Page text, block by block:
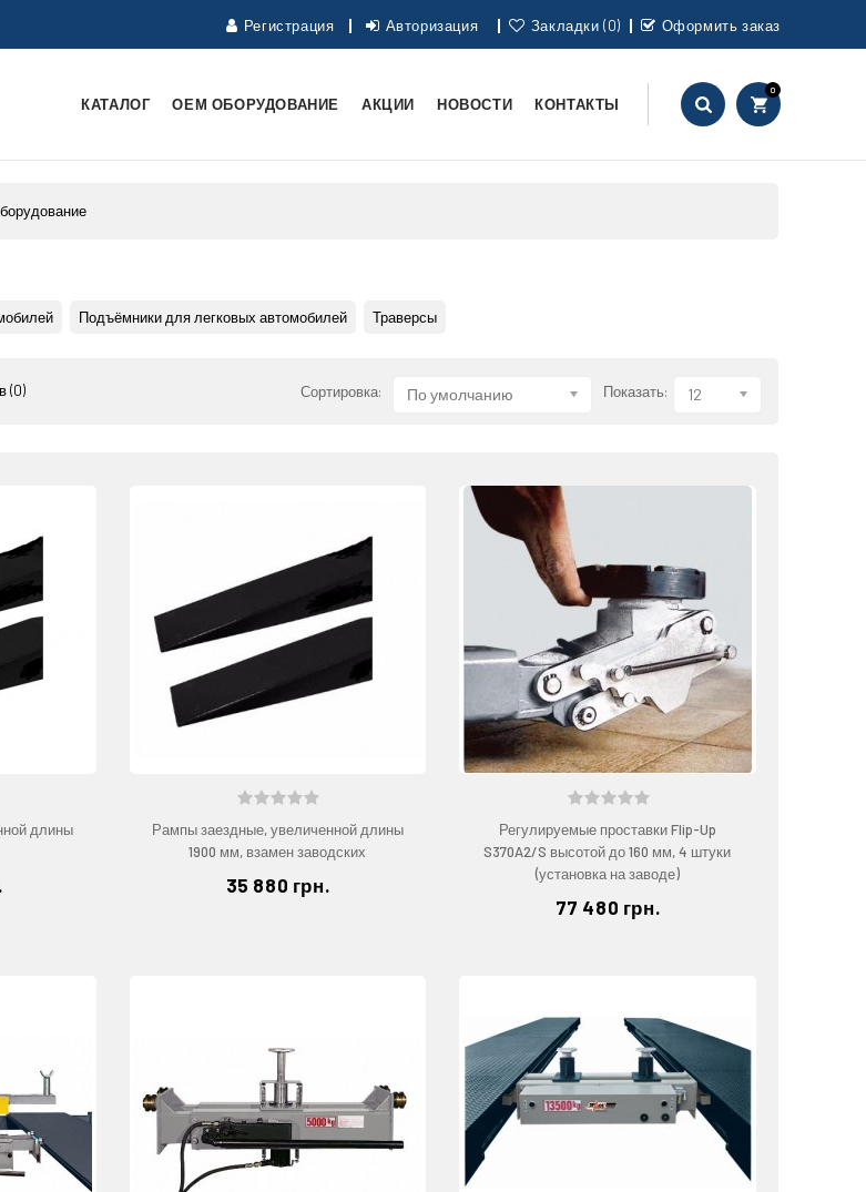
Регистрация Авторизация Закладки (0) Оформить заказ
0
КАТАЛОГ ОЕМ ОБОРУДОВАНИЕ АКЦИИ НОВОСТИ КОНТАКТЫ
Подъёмники для легковых автомобилей Траверсы
(0) Сортировка: По умолчанию Показать: 12
длины
Рампы заездные, увеличенной длины
1900 мм, взамен заводских
35 880 грн.
Регулируемые проставки Flip-Up
S370A2/S высотой до 160 мм, 4 штуки
(установка на заводе)
77 480 грн.